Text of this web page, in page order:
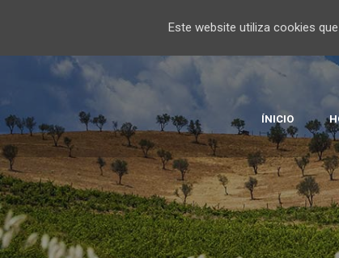
ÍNICIO
Este website utiliza cookies